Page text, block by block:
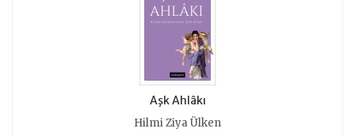
Aşk Ahlâkı
Hilmi Ziya Ülken